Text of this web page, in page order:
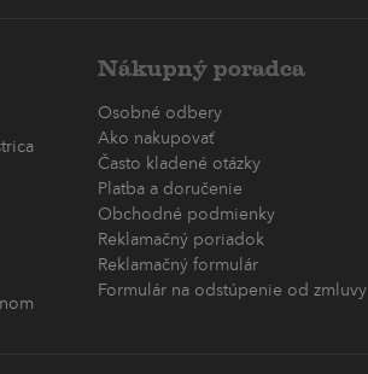
Nákupný poradca
Osobné odbery
Ako nakupovať
Často kladené otázky
Platba a doručenie
Obchodné podmienky
Reklamačný poriadok
Reklamačný formulár
Formulár na odstúpenie od zmluvy